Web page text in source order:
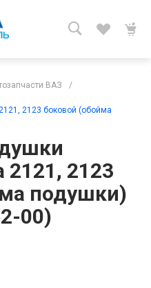
ВАЗ
/
2123 боковой (обойма
2121, 2123
подушки)
00)